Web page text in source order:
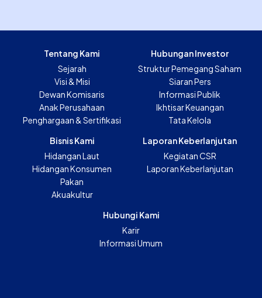
Tentang Kami
Sejarah
Visi & Misi
Dewan Komisaris
Anak Perusahaan
Penghargaan & Sertifikasi
Hubungan Investor
Struktur Pemegang Saham
Siaran Pers
Informasi Publik
Ikhtisar Keuangan
Tata Kelola
Bisnis Kami
Hidangan Laut
Hidangan Konsumen
Pakan
Akuakultur
Laporan Keberlanjutan
Kegiatan CSR
Laporan Keberlanjutan
Hubungi Kami
Karir
Informasi Umum